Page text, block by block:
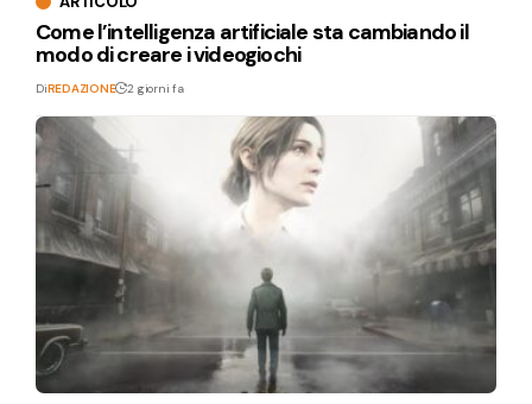
Come l’intelligenza artificiale sta cambiando il
modo di creare i videogiochi
DiREDAZIONE 2 giorni fa